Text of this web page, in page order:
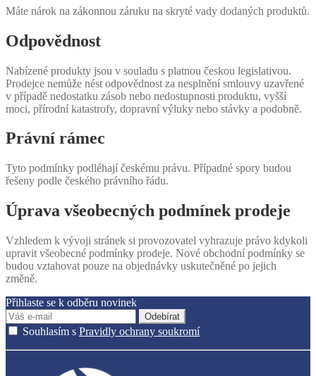
Máte nárok na zákonnou záruku na skryté vady dodaných produktů.
Odpovědnost
Nabízené produkty jsou v souladu s platnou českou legislativou.
Prodejce nemůže nést odpovědnost za nesplnění smlouvy uzavřené
v případě nedostatku zásob nebo nedostupnosti produktu, vyšší
moci, přírodní katastrofy, dopravní výluky nebo stávky a podobně.
Právní rámec
Tyto podmínky podléhají českému právu. Případné spory budou
řešeny podle českého právního řádu.
Úprava všeobecných podmínek prodeje
Vzhledem k vývoji stránek si provozovatel vyhrazuje právo kdykoli
upravit všeobecné podmínky prodeje. Nové obchodní podmínky se
budou vztahovat pouze na objednávky uskutečněné po jejich
změně.
Přihlaste se k odběru novinek
Odebírat
Souhlasím s Pravidly ochrany soukromí